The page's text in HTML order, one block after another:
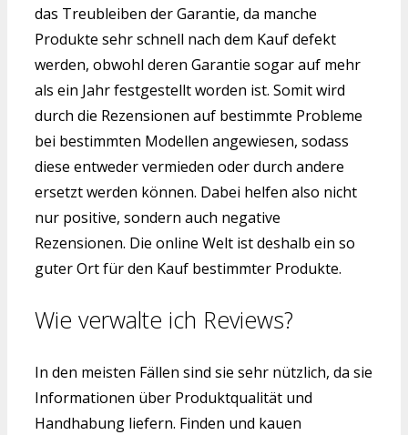
das Treubleiben der Garantie, da manche
Produkte sehr schnell nach dem Kauf defekt
werden, obwohl deren Garantie sogar auf mehr
als ein Jahr festgestellt worden ist. Somit wird
durch die Rezensionen auf bestimmte Probleme
bei bestimmten Modellen angewiesen, sodass
diese entweder vermieden oder durch andere
ersetzt werden können. Dabei helfen also nicht
nur positive, sondern auch negative
Rezensionen. Die online Welt ist deshalb ein so
guter Ort für den Kauf bestimmter Produkte.
Wie verwalte ich Reviews?
In den meisten Fällen sind sie sehr nützlich, da sie
Informationen über Produktqualität und
Handhabung liefern. Finden und kauen